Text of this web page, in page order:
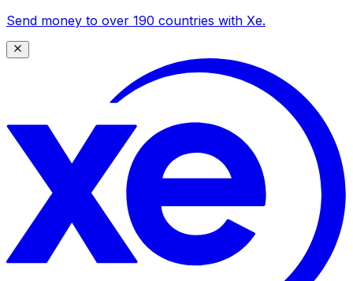
Send money to over 190 countries with Xe.